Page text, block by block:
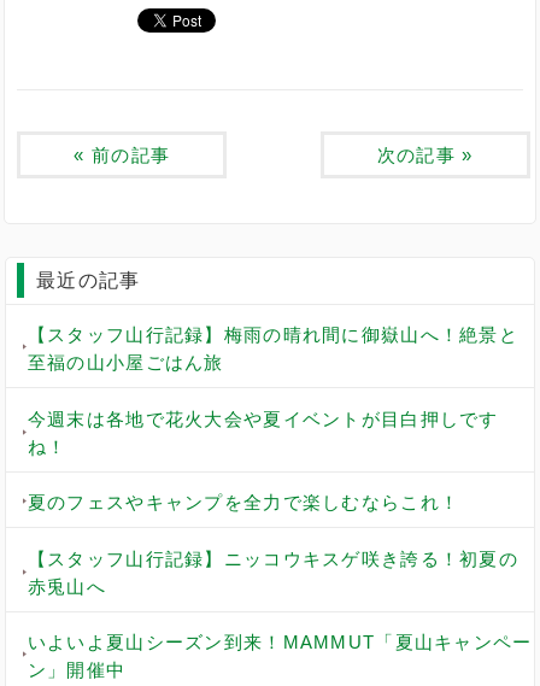
« 前の記事 次の記事 »
最近の記事
【スタッフ山行記録】梅雨の晴れ間に御嶽山へ！絶景と
至福の山小屋ごはん旅
今週末は各地で花火大会や夏イベントが目白押しです
ね！
夏のフェスやキャンプを全力で楽しむならこれ！
【スタッフ山行記録】ニッコウキスゲ咲き誇る！初夏の
赤兎山へ
いよいよ夏山シーズン到来！MAMMUT「夏山キャンペー
ン」開催中